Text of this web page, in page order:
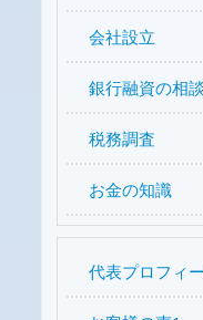
会社設立
銀行融資の相談
税務調査
お金の知識
代表プロフィ